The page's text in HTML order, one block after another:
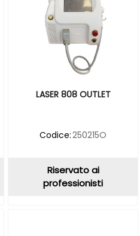
LASER 808 OUTLET
Codice:250215O
Riservato ai
professionisti